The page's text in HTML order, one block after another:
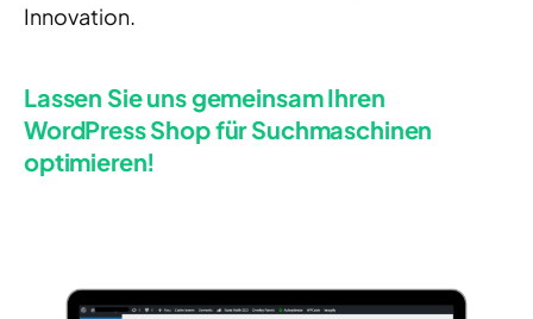
Innovation.
Lassen Sie uns gemeinsam Ihren
WordPress Shop für Suchmaschinen
optimieren!